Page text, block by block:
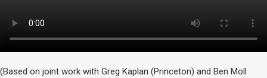
(Based on joint work with Greg Kaplan (Princeton) and Ben Moll